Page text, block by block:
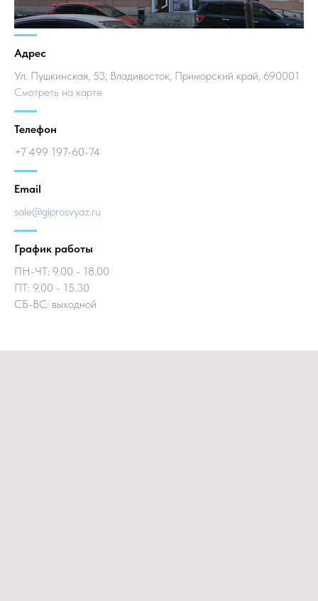
Адрес
Ул. Пушкинская, 53, Владивосток, Приморский край, 690001
Смотреть на карте
Телефон
+7 499 197-60-74
Email
sale@giprosvyaz.ru
График работы
ПН-ЧТ: 9.00 - 18.00
ПТ: 9.00 - 15.30
СБ-ВС: выходной